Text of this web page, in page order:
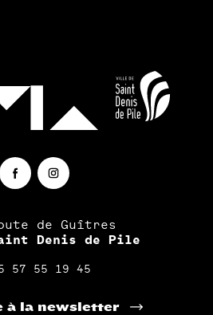
de Guîtres
Denis de Pile
57 55 19 45
à la newsletter